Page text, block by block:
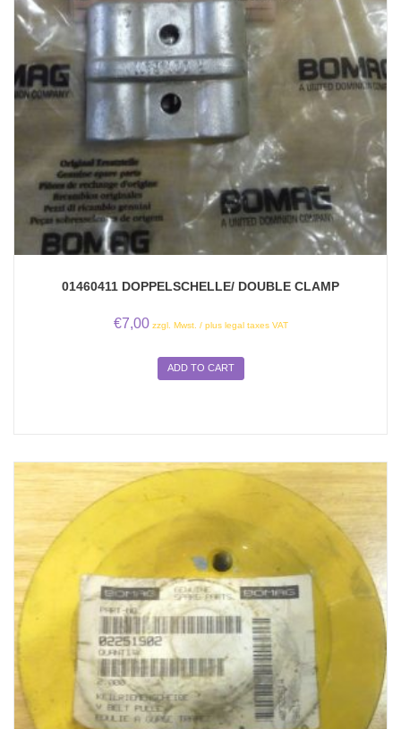
01460411 DOPPELSCHELLE/ DOUBLE CLAMP
€7,00 zzgl. Mwst. / plus legal taxes VAT
ADD TO CART